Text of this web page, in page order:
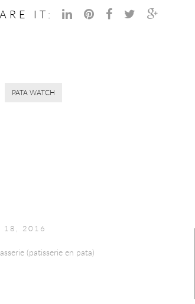
IT:
PATA WATCH
18, 2016
(patisserie en pata)